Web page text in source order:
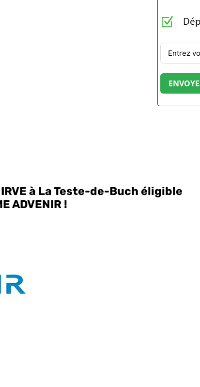
Z
à La Teste-de-Buch éligible
ADVENIR !